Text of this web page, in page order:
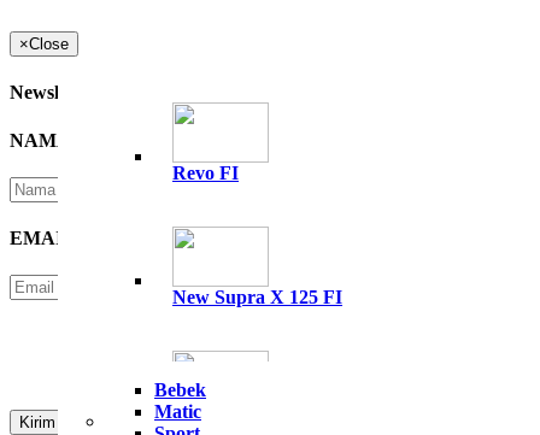
×Close
Newsletter
NAMA
EMAIL
Please Enter Security Code
Revo FI
New Supra X 125 FI
All New Supra GTR 15
Bebek
Matic